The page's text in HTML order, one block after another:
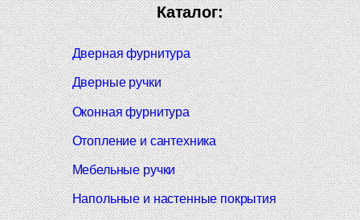
Каталог:
Дверная фурнитура
Дверные ручки
Оконная фурнитура
Отопление и сантехника
Мебельные ручки
Напольные и настенные покрытия